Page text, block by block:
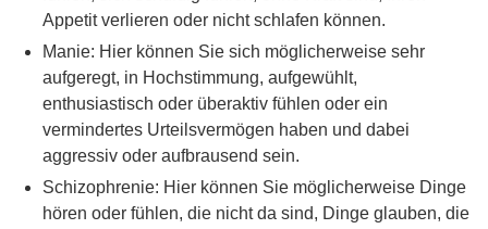
Appetit verlieren oder nicht schlafen können.
Manie: Hier können Sie sich möglicherweise sehr
aufgeregt, in Hochstimmung, aufgewühlt,
enthusiastisch oder überaktiv fühlen oder ein
vermindertes Urteilsvermögen haben und dabei
aggressiv oder aufbrausend sein.
Schizophrenie: Hier können Sie möglicherweise Dinge
hören oder fühlen, die nicht da sind, Dinge glauben, die